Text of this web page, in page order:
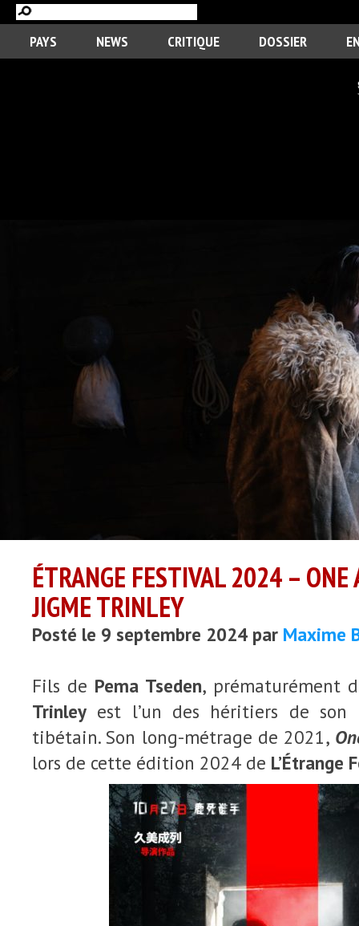
PAYS NEWS CRITIQUE DOSSIER
ÉTRANGE FESTIVAL 2024 – ONE
JIGME TRINLEY
Posté le 9 septembre 2024 par Maxime
Fils de Pema Tseden, prématurément
Trinley est l’un des héritiers de son
tibétain. Son long-métrage de 2021,
lors de cette édition 2024 de L’Étrange